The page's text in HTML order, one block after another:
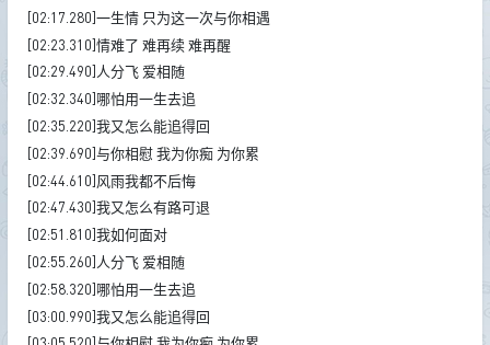
[02:17.280]一生情 只为这一次与你相遇
[02:23.310]情难了 难再续 难再醒
[02:29.490]人分飞 爱相随
[02:32.340]哪怕用一生去追
[02:35.220]我又怎么能追得回
[02:39.690]与你相慰 我为你痴 为你累
[02:44.610]风雨我都不后悔
[02:47.430]我又怎么有路可退
[02:51.810]我如何面对
[02:55.260]人分飞 爱相随
[02:58.320]哪怕用一生去追
[03:00.990]我又怎么能追得回